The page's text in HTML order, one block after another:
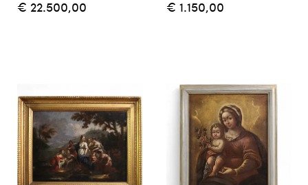
€ 22.500,00 € 1.150,00